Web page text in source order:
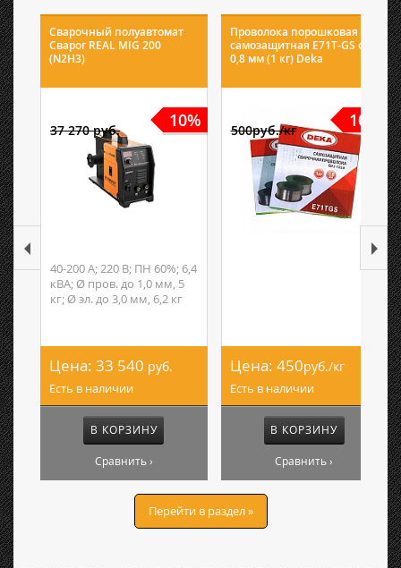
Сварочный полуавтомат
Сварог REAL MIG 200
(N2H3)
10%
37 270 руб.
40-200 А; 220 В; ПН 60%; 6,4
кВА; Ø пров. до 1,0 мм, 5
кг; Ø эл. до 3,0 мм, 6,2 кг
Цена: 33 540 руб.
Есть в наличии
В КОРЗИНУ
Сравнить ›
Проволока порошковая
самозащитная E71T-GS ф
0,8 мм (1 кг) Deka
10%
500руб./кг
Цена: 450руб./кг
Есть в наличии
В КОРЗИНУ
Сравнить ›
Перейти в раздел »